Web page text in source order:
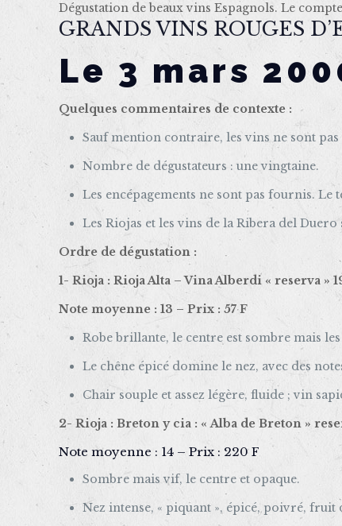
Dégustation de beaux vins Espagnols. Le
GRANDS VINS ROUGES
Le 3 mars
Quelques commentaires de contexte :
Sauf mention contraire, les vins ne sont pas
Nombre de dégustateurs : une vingtaine.
Les encépagements ne sont pas fournis.
Les Riojas et les vins de la Ribera del
Ordre de dégustation :
1- Rioja : Rioja Alta – Vina Alberdi « reserva »
Note moyenne : 13 – Prix : 57 F
Robe brillante, le centre est sombre mais
Le chêne épicé domine le nez, avec des
Chair souple et assez légère, fluide ; vin
2- Rioja : Breton y cia : « Alba de Breton »
Note moyenne : 14 – Prix : 220 F
Sombre mais vif, le centre et opaque.
Nez intense, « piquant », épicé, poivré,